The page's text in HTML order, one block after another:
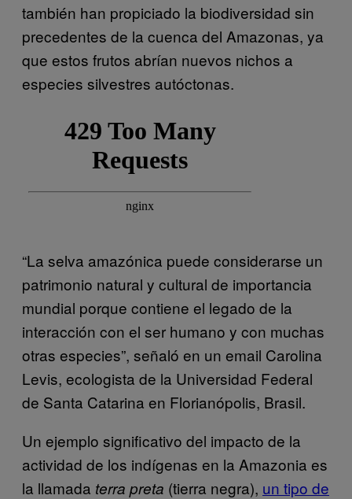
también han propiciado la biodiversidad sin
precedentes de la cuenca del Amazonas, ya
que estos frutos abrían nuevos nichos a
especies silvestres autóctonas.
“La selva amazónica puede considerarse un
patrimonio natural y cultural de importancia
mundial porque contiene el legado de la
interacción con el ser humano y con muchas
otras especies”, señaló en un email Carolina
Levis, ecologista de la Universidad Federal
de Santa Catarina en Florianópolis, Brasil.
Un ejemplo significativo del impacto de la
actividad de los indígenas en la Amazonia es
la llamada terra preta (tierra negra), un tipo de